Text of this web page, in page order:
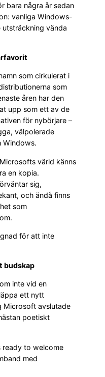
bara några år sedan
vanliga Windows-
vända
som cirkulerat i
som
åren har den
upp som ett av de
för nybörjare –
välpolerade
Windows.
värld känns
en kopia.
sig,
och ändå finns
som
för att inte
budskap
inte vid en
ett nytt
Microsoft avslutade
poetiskt
ready to welcome
med